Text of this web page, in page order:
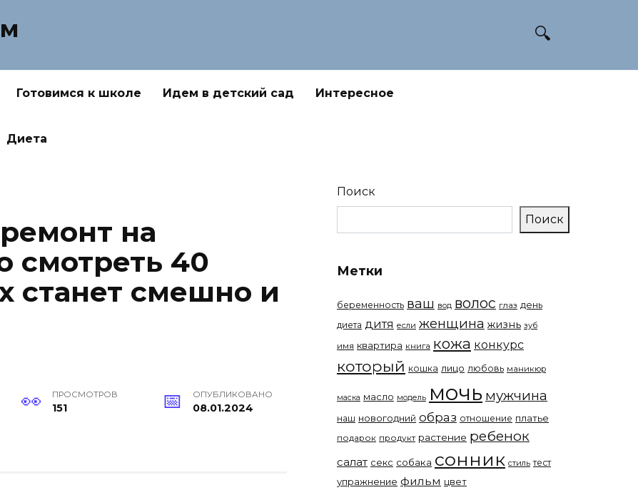
Готовимся к школе Идем в детский сад Интересное
Диета
на
смотреть 40
станет смешно и
ПРОСМОТРОВ
151
ОПУБЛИКОВАНО
08.01.2024
Поиск
Поиск
Метки
беременность ваш вод волос глаз день
диета дитя если женщина жизнь зуб
имя квартира книга кожа конкурс
который кошка лицо любовь маникюр
маска масло модель мочь мужчина
наш новогодний образ отношение платье
подарок продукт растение ребенок
салат секс собака сонник стиль тест
упражнение фильм цвет